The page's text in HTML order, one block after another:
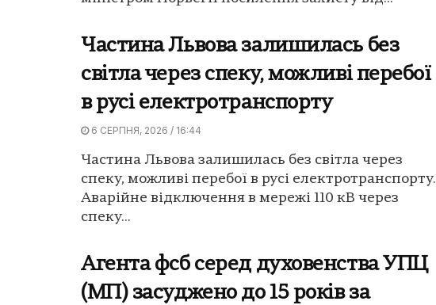
Частина Львова залишилась без
світла через спеку, можливі перебої
в русі електротранспорту
6 СЕРПНЯ, 2026 / 16:44
Частина Львова залишилась без світла через
спеку, можливі перебої в русі електротранспорту.
Аварійне відключення в мережі 110 кВ через
спеку...
Агента фсб серед духовенства УПЦ
(МП) засуджено до 15 років за